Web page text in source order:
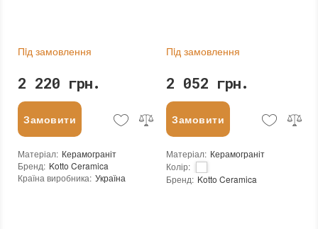
Пiд замовлення
2 220 грн.
Замовити
Матеріал: Керамограніт
Бренд: Kotto Ceramica
Країна виробника: Україна
Пiд замовлення
2 052 грн.
Замовити
Матеріал: Керамограніт
Колір:
Бренд: Kotto Ceramica